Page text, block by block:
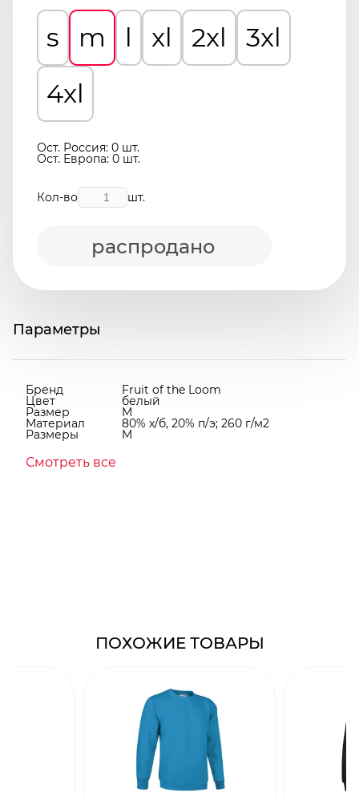
s m l xl 2xl
3xl
4xl
Ост. Россия: 0 шт.
Ост. Европа: 0 шт.
Кол-во шт.
распродано
Параметры
Бренд Fruit of the Loom
Цвет белый
Размер M
Материал 80% х/б, 20% п/э; 260 г/м2
Размеры M
Смотреть все
ПОХОЖИЕ ТОВАРЫ